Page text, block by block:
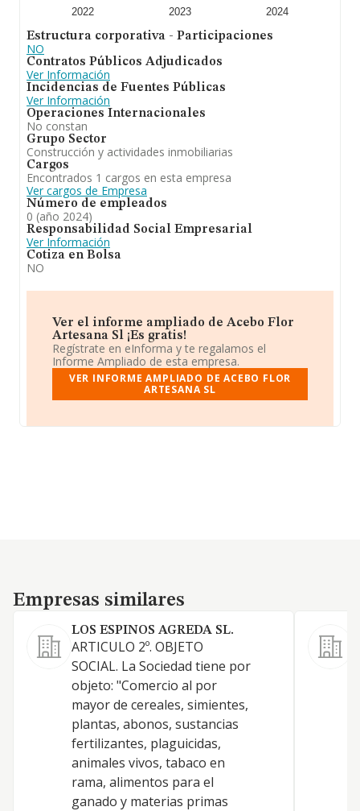
2022 2023 2024
Estructura corporativa - Participaciones
NO
Contratos Públicos Adjudicados
Ver Información
Incidencias de Fuentes Públicas
Ver Información
Operaciones Internacionales
No constan
Grupo Sector
Construcción y actividades inmobiliarias
Cargos
Encontrados 1 cargos en esta empresa
Ver cargos de Empresa
Número de empleados
0 (año 2024)
Responsabilidad Social Empresarial
Ver Información
Cotiza en Bolsa
NO
Ver el informe ampliado de Acebo Flor
Artesana Sl ¡Es gratis!
Regístrate en eInforma y te regalamos el
Informe Ampliado de esta empresa.
VER INFORME AMPLIADO DE ACEBO FLOR
ARTESANA SL
Empresas similares
Empresas similares
LOS ESPINOS AGREDA SL.
ARTICULO 2º. OBJETO
SOCIAL. La Sociedad tiene por
objeto: "Comercio al por
mayor de cereales, simientes,
plantas, abonos, sustancias
fertilizantes, plaguicidas,
animales vivos, tabaco en
rama, alimentos para el
ganado y materias primas